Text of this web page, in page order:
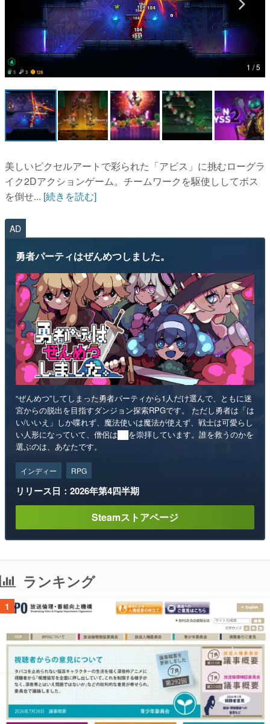
その他
電ファミニコゲーマーとは？
運営：株式会社マレ
1 / 5
美しいピクセルアートで彩られた「アビス」に挑むローグラ
イク2Dアクションゲーム。チームワークを駆使ししてボス
を倒せ... [続きを読む]
AD
勇者パーティはぜんめつしました。
“ぜんめつ”してしまった勇者パーティから1人だけ選んで、ともに迷
宮からの脱出を目指すダンジョン探索RPGです。 ただし勇者は「は
い/いいえ」しか喋れず、魔法使いは魔法が使えず、戦士は可愛らし
い人形になっていて、僧侶は██を崇拝しています。誰を救うのかを
選ぶのは、あなたです。
インディー RPG
リリース日：2026年第4四半期
Steamストアページ
ランキング
1